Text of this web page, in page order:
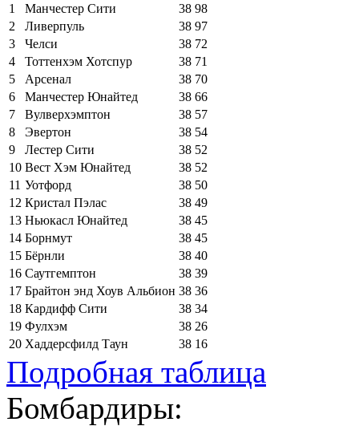
1
Манчестер Сити 38 98
2
Ливерпуль 38 97
3
Челси 38 72
4
Тоттенхэм Хотспур 38 71
5
Арсенал 38 70
6
Манчестер Юнайтед 38 66
7
Вулверхэмптон 38 57
8
Эвертон 38 54
9
Лестер Сити 38 52
10 Вест Хэм Юнайтед 38 52
11 Уотфорд 38 50
12 Кристал Пэлас 38 49
13 Ньюкасл Юнайтед 38 45
14 Борнмут 38 45
15 Бёрнли 38 40
16 Саутгемптон 38 39
17 Брайтон энд Хоув Альбион 38 36
18 Кардифф Сити 38 34
19 Фулхэм 38 26
20 Хаддерсфилд Таун 38 16
Подробная таблица
Бомбардиры: